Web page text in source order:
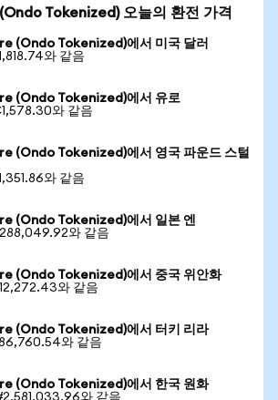
Tokenized) 오늘의 환전 가격
(Ondo Tokenized)에서 미국 달러
와 같음
(Ondo Tokenized)에서 유로
와 같음
(Ondo Tokenized)에서 영국 파운드 스털
와 같음
(Ondo Tokenized)에서 일본 엔
와 같음
(Ondo Tokenized)에서 중국 위안화
와 같음
(Ondo Tokenized)에서 터키 리라
와 같음
(Ondo Tokenized)에서 한국 원화
와 같음